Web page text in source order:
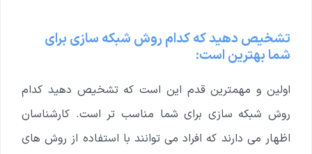
تشخیص دهید که کدام روش شبکه سازی برای
شما بهترین است:
اولین و مهمترین قدم این است که تشخیص دهید کدام
روش شبکه سازی برای شما مناسب تر است. کارشناسان
اظهار می دارند که افراد می توانند با استفاده از روش های